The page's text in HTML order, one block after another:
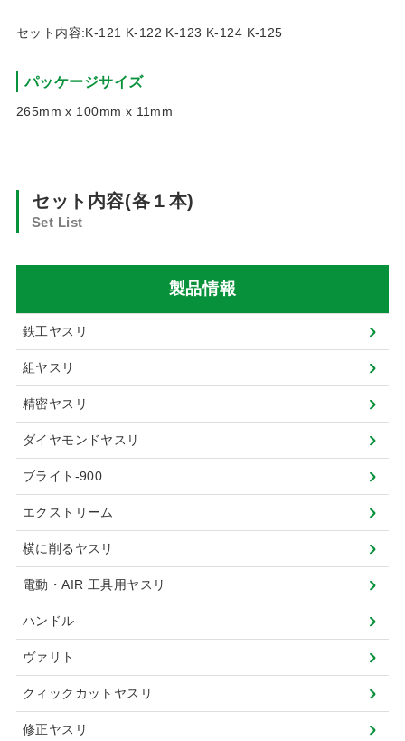
セット内容:K-121 K-122 K-123 K-124 K-125
パッケージサイズ
265mm x 100mm x 11mm
セット内容(各１本)
Set List
製品情報
鉄工ヤスリ
組ヤスリ
精密ヤスリ
ダイヤモンドヤスリ
ブライト-900
エクストリーム
横に削るヤスリ
電動・AIR 工具用ヤスリ
ハンドル
ヴァリト
クィックカットヤスリ
修正ヤスリ